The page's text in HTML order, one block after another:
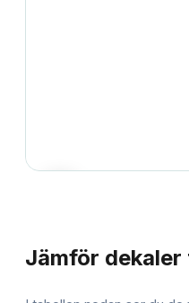
Jämför dekaler